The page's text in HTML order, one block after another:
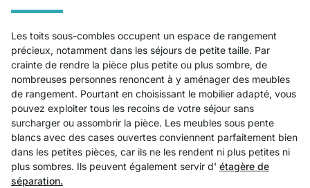
Les toits sous-combles occupent un espace de rangement
précieux, notamment dans les séjours de petite taille. Par
crainte de rendre la pièce plus petite ou plus sombre, de
nombreuses personnes renoncent à y aménager des meubles
de rangement. Pourtant en choisissant le mobilier adapté, vous
pouvez exploiter tous les recoins de votre séjour sans
surcharger ou assombrir la pièce. Les meubles sous pente
blancs avec des cases ouvertes conviennent parfaitement bien
dans les petites pièces, car ils ne les rendent ni plus petites ni
plus sombres. Ils peuvent également servir d' étagère de
séparation.